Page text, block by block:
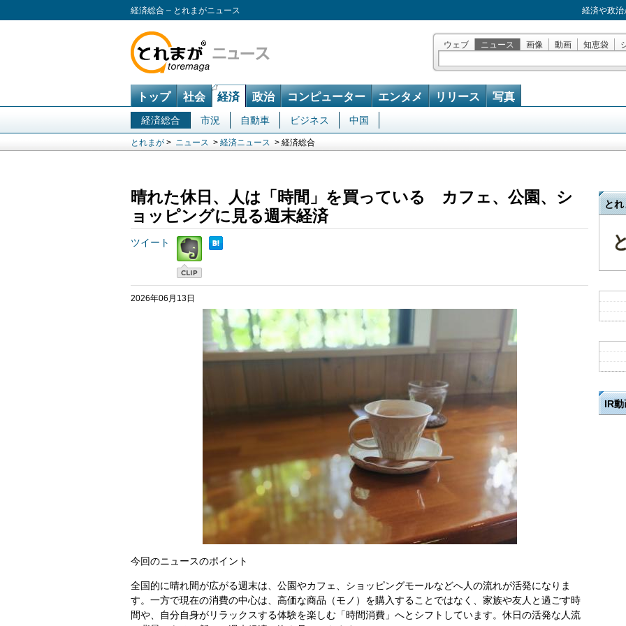
経済総合 – とれまがニュース 経済や政
ウェブ ニュース 画像 動画 知恵袋
トップ 社会 経済 政治 コンピューター エンタメ リリース 写真
経済総合 市況 自動車 ビジネス 中国
とれまが > ニュース > 経済ニュース > 経済総合
晴れた休日、人は「時間」を買っている カフェ、公園、シ
ョッピングに見る週末経済
ツイート
2026年06月13日
今回のニュースのポイント
全国的に晴れ間が広がる週末は、公園やカフェ、ショッピングモールなどへ人の流れが活発になりま
す。一方で現在の消費の中心は、高価な商品（モノ）を購入することではなく、家族や友人と過ごす時
間や、自分自身がリラックスする体験を楽しむ「時間消費」へとシフトしています。休日の活発な人流
とれ
IR動